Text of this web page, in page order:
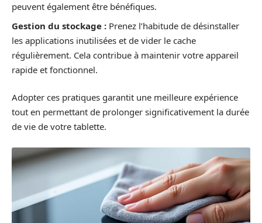
peuvent également être bénéfiques.
Gestion du stockage : Prenez l’habitude de désinstaller
les applications inutilisées et de vider le cache
régulièrement. Cela contribue à maintenir votre appareil
rapide et fonctionnel.
Adopter ces pratiques garantit une meilleure expérience
tout en permettant de prolonger significativement la durée
de vie de votre tablette.